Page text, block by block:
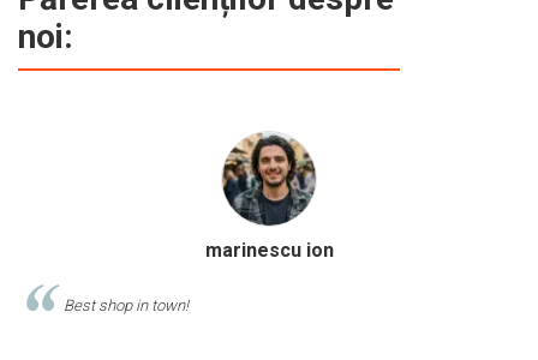
Fermoarele sunt de asemenea de
noi:
Calinescu Matei
Comand produse de papetarie si birotica de cel putin 10 ani de la